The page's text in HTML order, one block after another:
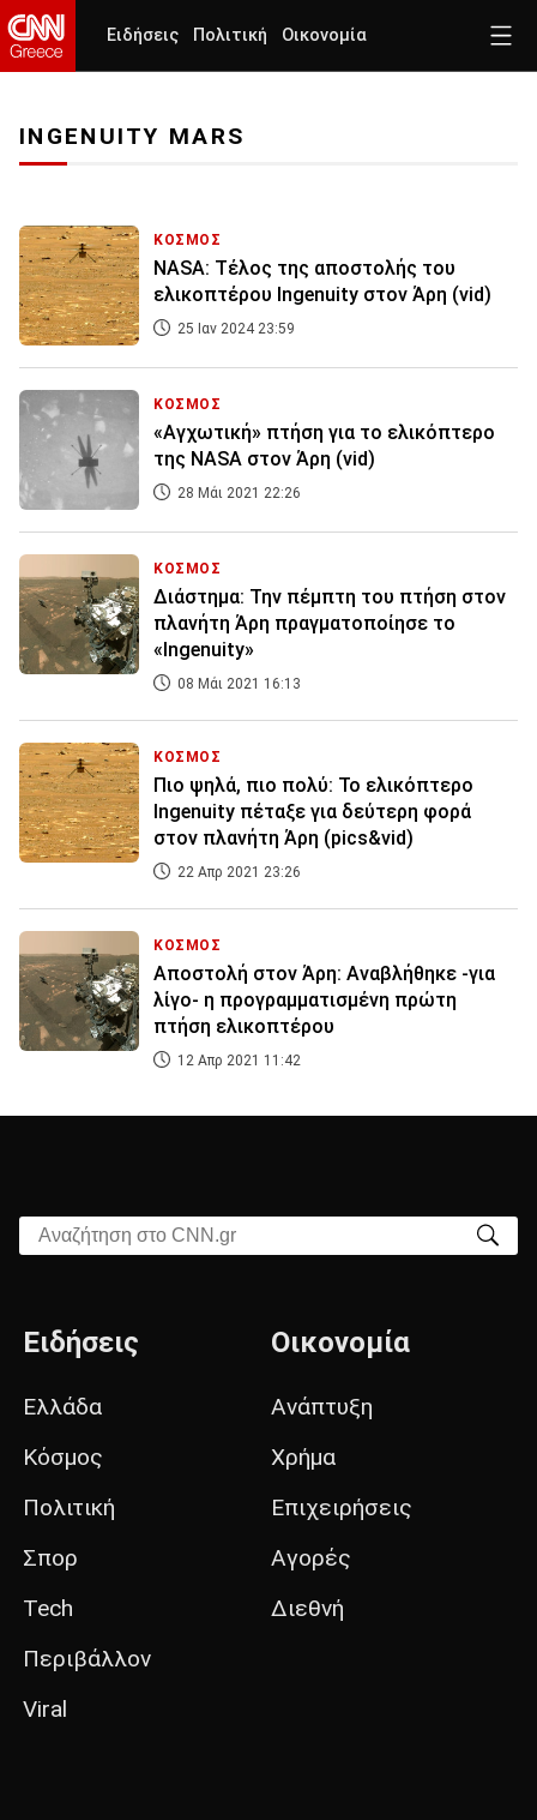
Ειδήσεις Πολιτική Οικονομία
INGENUITY MARS
ΚΟΣΜΟΣ
NASA: Τέλος της αποστολής του
ελικοπτέρου Ingenuity στον Άρη (vid)
25 Ιαν 2024 23:59
ΚΟΣΜΟΣ
«Αγχωτική» πτήση για το ελικόπτερο
της NASA στον Άρη (vid)
28 Μάι 2021 22:26
ΚΟΣΜΟΣ
Διάστημα: Την πέμπτη του πτήση στον
πλανήτη Άρη πραγματοποίησε το
«Ingenuity»
08 Μάι 2021 16:13
ΚΟΣΜΟΣ
Πιο ψηλά, πιο πολύ: Το ελικόπτερο
Ingenuity πέταξε για δεύτερη φορά
στον πλανήτη Άρη (pics&vid)
22 Απρ 2021 23:26
ΚΟΣΜΟΣ
Αποστολή στον Άρη: Αναβλήθηκε -για
λίγο- η προγραμματισμένη πρώτη
πτήση ελικοπτέρου
12 Απρ 2021 11:42
Αναζήτηση στο CNN.gr
Ειδήσεις
Ελλάδα
Κόσμος
Πολιτική
Σπορ
Tech
Περιβάλλον
Viral
Οικονομία
Ανάπτυξη
Χρήμα
Επιχειρήσεις
Αγορές
Διεθνή